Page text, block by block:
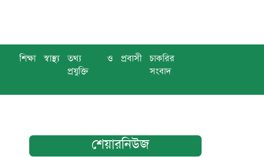
শিক্ষা স্বাস্থ্য
তথ্য ও
প্রযুক্তি
প্রবাসী
চাকরির
সংবাদ
শেয়ারনিউজ